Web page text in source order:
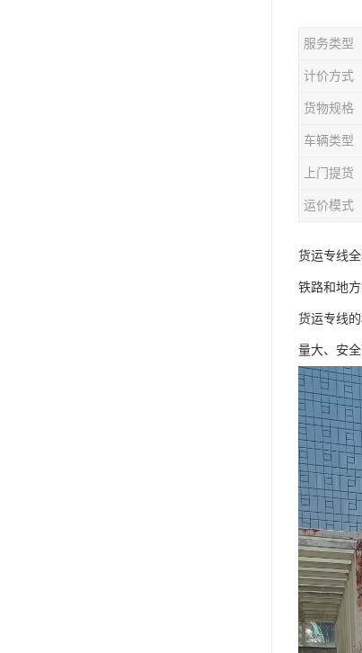
服务类型
计价方式
货物规格
车辆类型
上门提货
运价模式
货运专线
铁路和地
货运专线
量大、安